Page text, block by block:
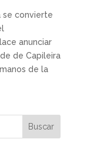
se convierte
anunciar
de Capileira
de la
Buscar